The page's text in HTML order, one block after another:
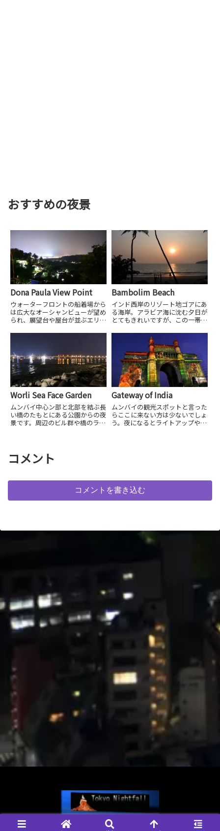
おすすめの夜景
Dona Paula View Point
ウォーターフロントの船着場から
は広大なオーシャンビューが望め
られ、展望台や屋台が並ぶエリア
リム）国際空港方面の夜景が見ら
Bambolim Beach
インド西岸のリゾート地ゴアにあ
る海岸。アラビア海に沈む夕日が
とてもきれいですが、この一帯に
も雰囲気の良い場所です。
Worli Sea Face Garden
ムンバイ中心ン部と北部を結ぶ長
い橋のたもとにある公園からの夜
景です。周辺のビル群や橋のライ
Gateway of India
ムンバイの観光スポットと言った
らここに来ない方は少ないでしょ
う。夜になるとライトアップやプ
コメント
コメントを書き込む
© 2004-2026 Tokyo Nightfall, 管理人 なおきち.